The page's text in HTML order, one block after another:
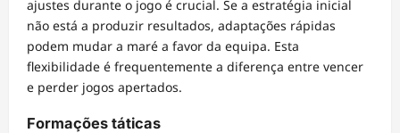
ajustes durante o jogo é crucial. Se a estratégia inicial
não está a produzir resultados, adaptações rápidas
podem mudar a maré a favor da equipa. Esta
flexibilidade é frequentemente a diferença entre vencer
e perder jogos apertados.
Formações táticas